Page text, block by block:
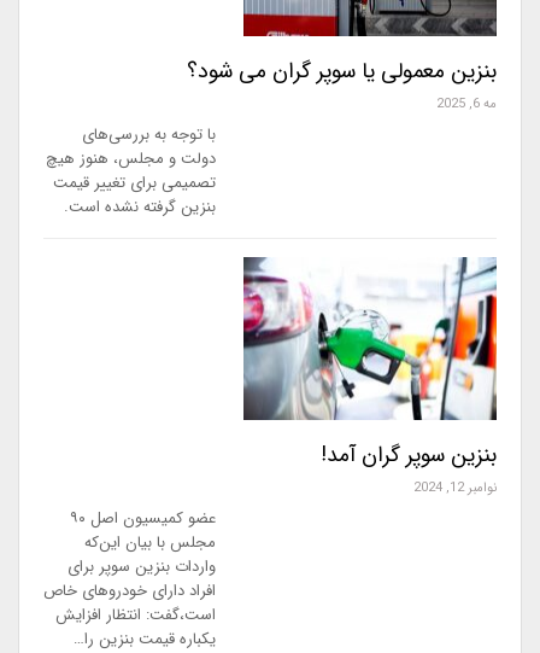
بنزین معمولی یا سوپر گران می شود؟
مه 6, 2025
با توجه به بررسی‌های
دولت و مجلس، هنوز هیچ
تصمیمی برای تغییر قیمت
بنزین گرفته نشده است.
بنزین سوپر گران آمد!
نوامبر 12, 2024
عضو کمیسیون اصل ۹۰
مجلس با بیان این‌که
واردات بنزین سوپر برای
افراد دارای خودروهای خاص
است،گفت: انتظار افزایش
یکباره قیمت بنزین را…